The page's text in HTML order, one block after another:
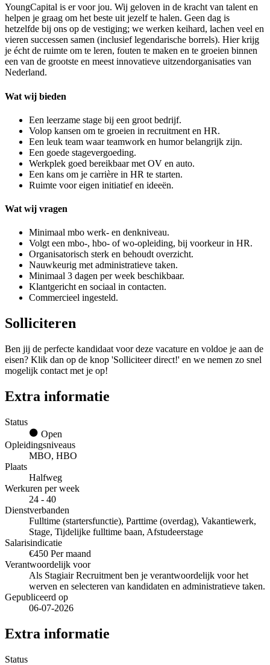
YoungCapital is er voor jou. Wij geloven in de kracht van talent en
helpen je graag om het beste uit jezelf te halen. Geen dag is
hetzelfde bij ons op de vestiging; we werken keihard, lachen veel en
vieren successen samen (inclusief legendarische borrels). Hier krijg
je écht de ruimte om te leren, fouten te maken en te groeien binnen
een van de grootste en meest innovatieve uitzendorganisaties van
Nederland.
Wat wij bieden
Een leerzame stage bij een groot bedrijf.
Volop kansen om te groeien in recruitment en HR.
Een leuk team waar teamwork en humor belangrijk zijn.
Een goede stagevergoeding.
Werkplek goed bereikbaar met OV en auto.
Een kans om je carrière in HR te starten.
Ruimte voor eigen initiatief en ideeën.
Wat wij vragen
Minimaal mbo werk- en denkniveau.
Volgt een mbo-, hbo- of wo-opleiding, bij voorkeur in HR.
Organisatorisch sterk en behoudt overzicht.
Nauwkeurig met administratieve taken.
Minimaal 3 dagen per week beschikbaar.
Klantgericht en sociaal in contacten.
Commercieel ingesteld.
Solliciteren
Ben jij de perfecte kandidaat voor deze vacature en voldoe je aan de
eisen? Klik dan op de knop 'Solliciteer direct!' en we nemen zo snel
mogelijk contact met je op!
Extra informatie
Status
Open
Opleidingsniveaus
MBO, HBO
Plaats
Halfweg
Werkuren per week
24 - 40
Dienstverbanden
Fulltime (startersfunctie), Parttime (overdag), Vakantiewerk,
Stage, Tijdelijke fulltime baan, Afstudeerstage
Salarisindicatie
€450 Per maand
Verantwoordelijk voor
Als Stagiair Recruitment ben je verantwoordelijk voor het
werven en selecteren van kandidaten en administratieve taken.
Gepubliceerd op
06-07-2026
Extra informatie
Status